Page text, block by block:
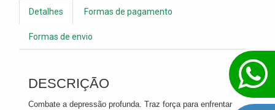
Detalhes Formas de pagamento
Formas de envio
DESCRIÇÃO
Combate a depressão profunda. Traz força para enfrentar